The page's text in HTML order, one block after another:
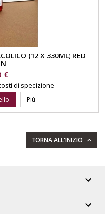
(12 X 330ML) RED
€
di spedizione
Più
TORNA ALL'INIZIO 

